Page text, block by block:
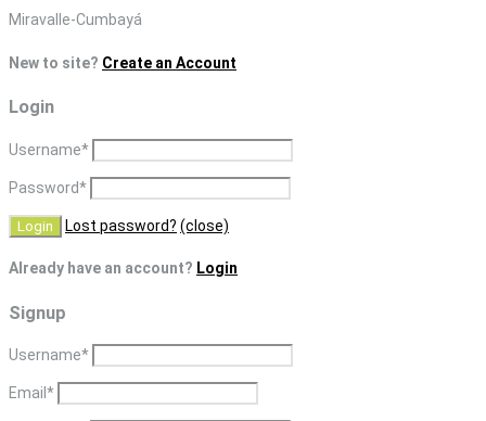
Skip
content
Miravalle-Cumbayá
New to site? Create an Account
Login
Username*
Password*
Lost password? (close)
Already have an account? Login
Signup
Username*
Email *